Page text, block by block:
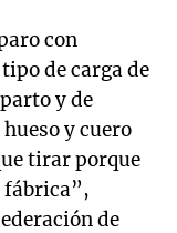
con
de carga de
y de
y cuero
tirar porque
fábrica”,
de
Sole en
Cadena 3